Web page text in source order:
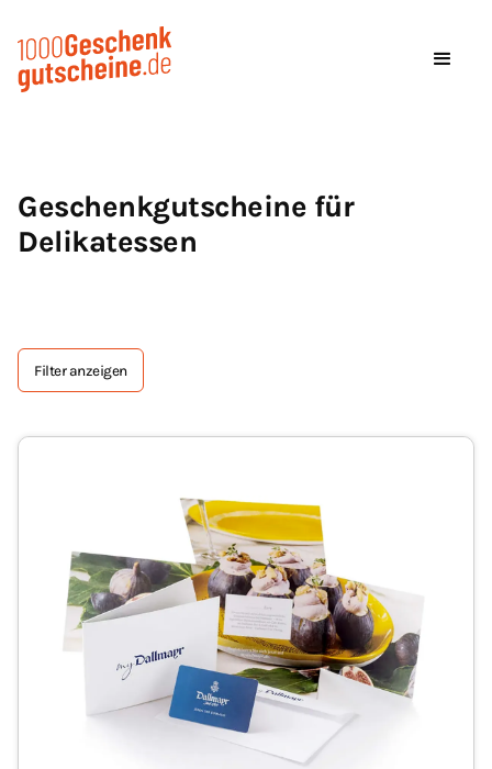
Geschenkgutscheine für
Delikatessen
Filter anzeigen